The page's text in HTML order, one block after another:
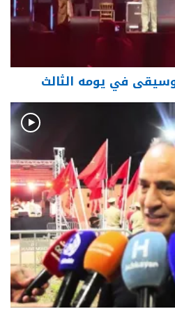
في يومه الثالث